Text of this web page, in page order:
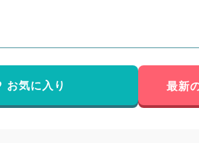
お気に入り 最新